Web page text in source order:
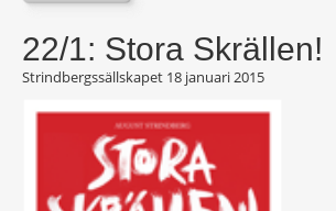
22/1: Stora Skrällen!
Strindbergssällskapet 18 januari 2015